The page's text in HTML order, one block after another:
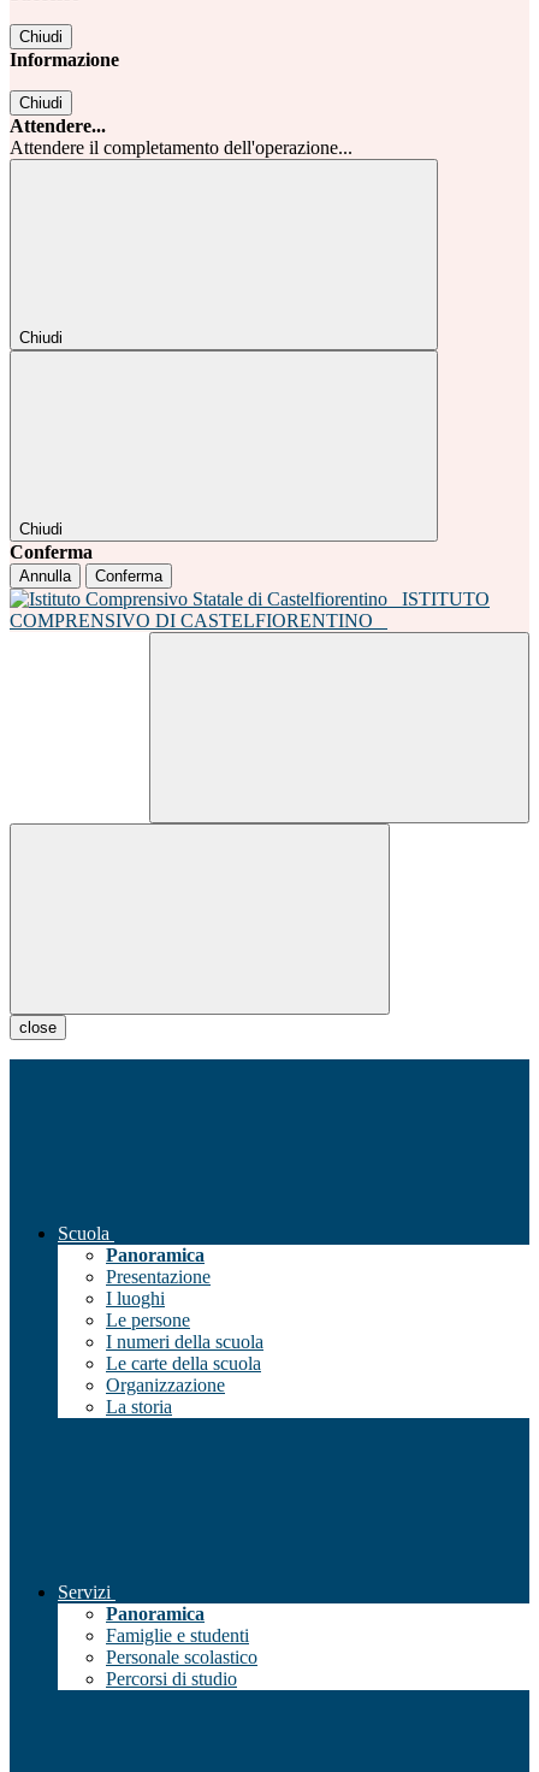
Chiudi
Informazione
Chiudi
Attendere...
Attendere il completamento dell'operazione...
Chiudi
Chiudi
Conferma
Annulla Conferma
ISTITUTO
COMPRENSIVO DI CASTELFIORENTINO
close
Scuola
Panoramica
Presentazione
I luoghi
Le persone
I numeri della scuola
Le carte della scuola
Organizzazione
La storia
Servizi
Panoramica
Famiglie e studenti
Personale scolastico
Percorsi di studio